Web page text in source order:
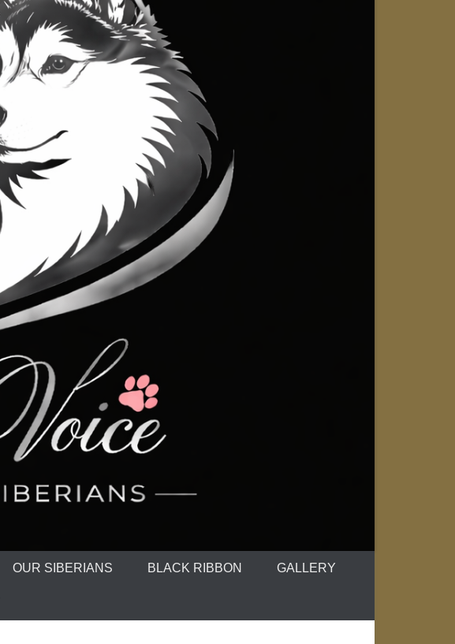
OUR SIBERIANS BLACK RIBBON GALLERY